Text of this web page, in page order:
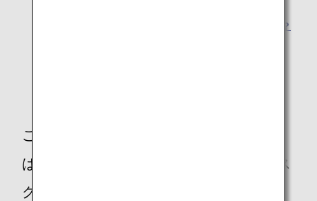
パニック障がいですが、航空旅行は大丈夫でしょうか？
ご不明な点や、ご不安をお持ちのお客様
は、ANAおからだの不自由な方の相談デス
クに遠慮なくお問い合わせください。